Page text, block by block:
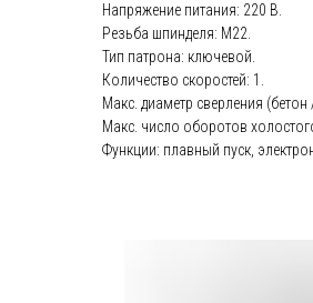
Напряжение питания: 220 В.
Резьба шпинделя: М22.
Тип патрона: ключевой.
Количество скоростей: 1.
Макс. диаметр сверления
Макс. число оборотов
Функции: плавный пуск,